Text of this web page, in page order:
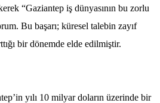
“Gaziantep iş dünyasının bu zorlu
Bu başarı; küresel talebin zayıf
bir dönemde elde edilmiştir.
yılı 10 milyar doların üzerinde bir